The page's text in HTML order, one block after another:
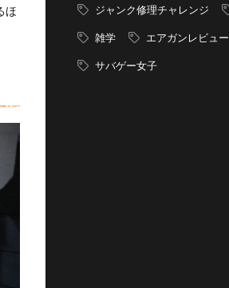
ほ
ジャンク修理チャレンジ
雑学 エアガンレビュー
サバゲー女子